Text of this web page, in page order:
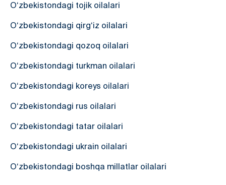
O‘zbekistondagi tojik oilalari
O‘zbekistondagi qirg‘iz oilalari
O‘zbekistondagi qozoq oilalari
O‘zbekistondagi turkman oilalari
O‘zbekistondagi koreys oilalari
O‘zbekistondagi rus oilalari
O‘zbekistondagi tatar oilalari
O‘zbekistondagi ukrain oilalari
O‘zbekistondagi boshqa millatlar oilalari